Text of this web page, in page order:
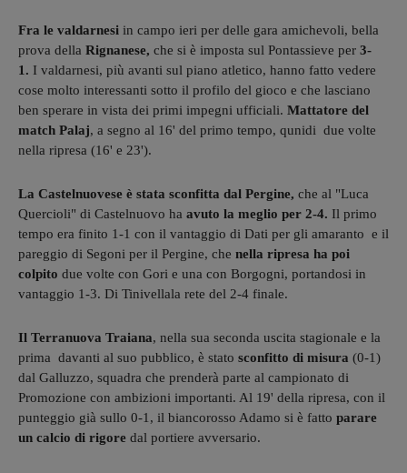
Fra le valdarnesi in campo ieri per delle gara amichevoli, bella
prova della Rignanese, che si è imposta sul Pontassieve per 3-
1. I valdarnesi, più avanti sul piano atletico, hanno fatto vedere
cose molto interessanti sotto il profilo del gioco e che lasciano
ben sperare in vista dei primi impegni ufficiali. Mattatore del
match Palaj, a segno al 16' del primo tempo, qunidi due volte
nella ripresa (16' e 23').
La Castelnuovese è stata sconfitta dal Pergine, che al "Luca
Quercioli" di Castelnuovo ha avuto la meglio per 2-4. Il primo
tempo era finito 1-1 con il vantaggio di Dati per gli amaranto e il
pareggio di Segoni per il Pergine, che nella ripresa ha poi
colpito due volte con Gori e una con Borgogni, portandosi in
vantaggio 1-3. Di Tinivellala rete del 2-4 finale.
Il Terranuova Traiana, nella sua seconda uscita stagionale e la
prima davanti al suo pubblico, è stato sconfitto di misura (0-1)
dal Galluzzo, squadra che prenderà parte al campionato di
Promozione con ambizioni importanti. Al 19' della ripresa, con il
punteggio già sullo 0-1, il biancorosso Adamo si è fatto parare
un calcio di rigore dal portiere avversario.